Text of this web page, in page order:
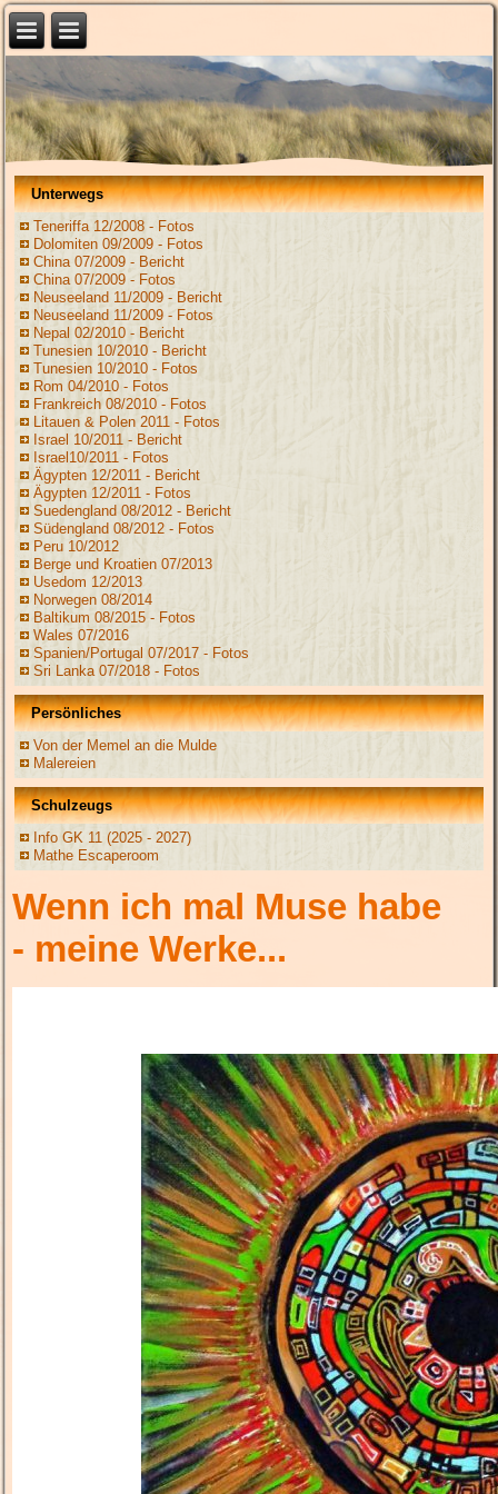
Unterwegs
Teneriffa 12/2008 - Fotos
Dolomiten 09/2009 - Fotos
China 07/2009 - Bericht
China 07/2009 - Fotos
Neuseeland 11/2009 - Bericht
Neuseeland 11/2009 - Fotos
Nepal 02/2010 - Bericht
Tunesien 10/2010 - Bericht
Tunesien 10/2010 - Fotos
Rom 04/2010 - Fotos
Frankreich 08/2010 - Fotos
Litauen & Polen 2011 - Fotos
Israel 10/2011 - Bericht
Israel10/2011 - Fotos
Ägypten 12/2011 - Bericht
Ägypten 12/2011 - Fotos
Suedengland 08/2012 - Bericht
Südengland 08/2012 - Fotos
Peru 10/2012
Berge und Kroatien 07/2013
Usedom 12/2013
Norwegen 08/2014
Baltikum 08/2015 - Fotos
Wales 07/2016
Spanien/Portugal 07/2017 - Fotos
Sri Lanka 07/2018 - Fotos
Persönliches
Von der Memel an die Mulde
Malereien
Schulzeugs
Info GK 11 (2025 - 2027)
Mathe Escaperoom
Wenn ich mal Muse habe
- meine Werke...